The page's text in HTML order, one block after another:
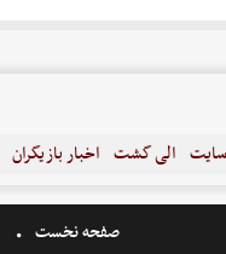
الی گشت اخبار بازیگران
صفحه نخست